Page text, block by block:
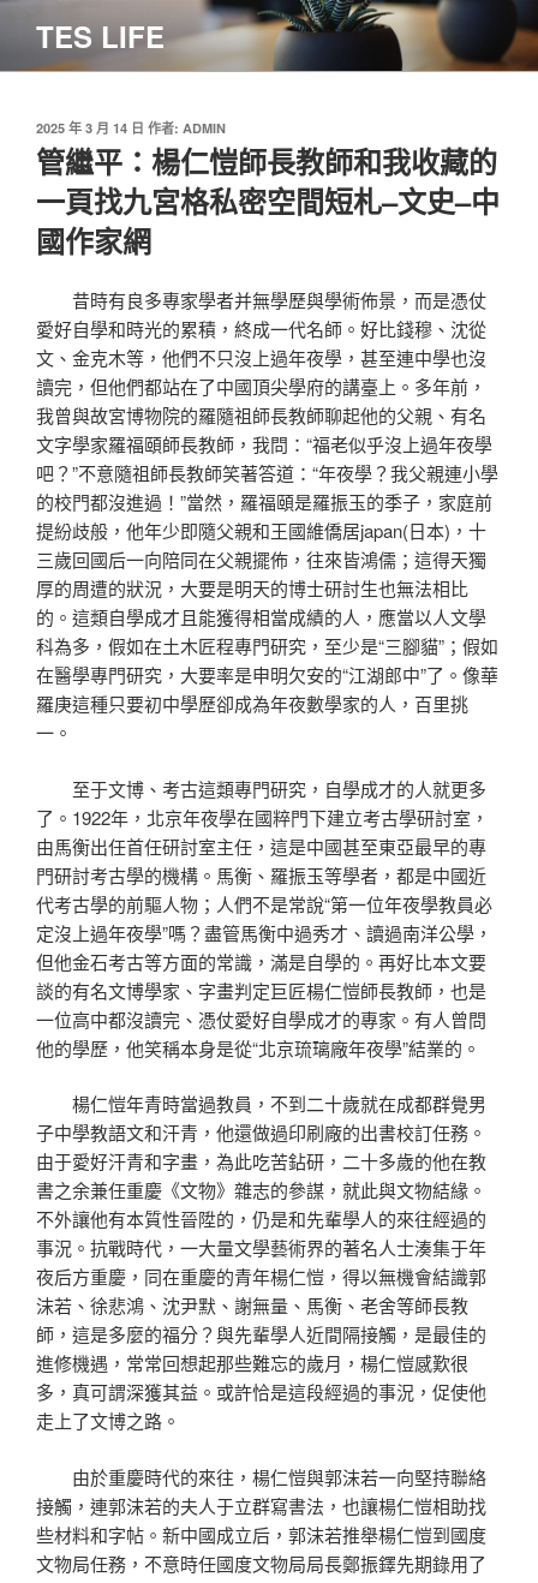
主
TES LIFE
發
佈
於
2025 年 3 月 14 日 作者: ADMIN
管繼平：楊仁愷師長教師和我收藏的
一頁找九宮格私密空間短札–文史–中
國作家網
昔時有良多專家學者并無學歷與學術佈景，而是憑仗
愛好自學和時光的累積，終成一代名師。好比錢穆、沈從
文、金克木等，他們不只沒上過年夜學，甚至連中學也沒
讀完，但他們都站在了中國頂尖學府的講臺上。多年前，
我曾與故宮博物院的羅隨祖師長教師聊起他的父親、有名
文字學家羅福頤師長教師，我問：“福老似乎沒上過年夜學
吧？”不意隨祖師長教師笑著答道：“年夜學？我父親連小學
的校門都沒進過！”當然，羅福頤是羅振玉的季子，家庭前
提紛歧般，他年少即隨父親和王國維僑居japan(日本)，十
三歲回國后一向陪同在父親擺佈，往來皆鴻儒；這得天獨
厚的周遭的狀況，大要是明天的博士研討生也無法相比
的。這類自學成才且能獲得相當成績的人，應當以人文學
科為多，假如在土木匠程專門研究，至少是“三腳貓”；假如
在醫學專門研究，大要率是申明欠安的“江湖郎中”了。像華
羅庚這種只要初中學歷卻成為年夜數學家的人，百里挑
一。
至于文博、考古這類專門研究，自學成才的人就更多
了。1922年，北京年夜學在國粹門下建立考古學研討室，
由馬衡出任首任研討室主任，這是中國甚至東亞最早的專
門研討考古學的機構。馬衡、羅振玉等學者，都是中國近
代考古學的前驅人物；人們不是常說“第一位年夜學教員必
定沒上過年夜學”嗎？盡管馬衡中過秀才、讀過南洋公學，
但他金石考古等方面的常識，滿是自學的。再好比本文要
談的有名文博學家、字畫判定巨匠楊仁愷師長教師，也是
一位高中都沒讀完、憑仗愛好自學成才的專家。有人曾問
他的學歷，他笑稱本身是從“北京琉璃廠年夜學”結業的。
楊仁愷年青時當過教員，不到二十歲就在成都群覺男
子中學教語文和汗青，他還做過印刷廠的出書校訂任務。
由于愛好汗青和字畫，為此吃苦鉆研，二十多歲的他在教
書之余兼任重慶《文物》雜志的參謀，就此與文物結緣。
不外讓他有本質性晉陞的，仍是和先輩學人的來往經過的
事況。抗戰時代，一大量文學藝術界的著名人士湊集于年
夜后方重慶，同在重慶的青年楊仁愷，得以無機會結識郭
沫若、徐悲鴻、沈尹默、謝無量、馬衡、老舍等師長教
師，這是多麼的福分？與先輩學人近間隔接觸，是最佳的
進修機遇，常常回想起那些難忘的歲月，楊仁愷感歎很
多，真可謂深獲其益。或許恰是這段經過的事況，促使他
走上了文博之路。
由於重慶時代的來往，楊仁愷與郭沫若一向堅持聯絡
接觸，連郭沫若的夫人于立群寫書法，也讓楊仁愷相助找
些材料和字帖。新中國成立后，郭沫若推舉楊仁愷到國度
文物局任務，不意時任國度文物局局長鄭振鐸先期錄用了